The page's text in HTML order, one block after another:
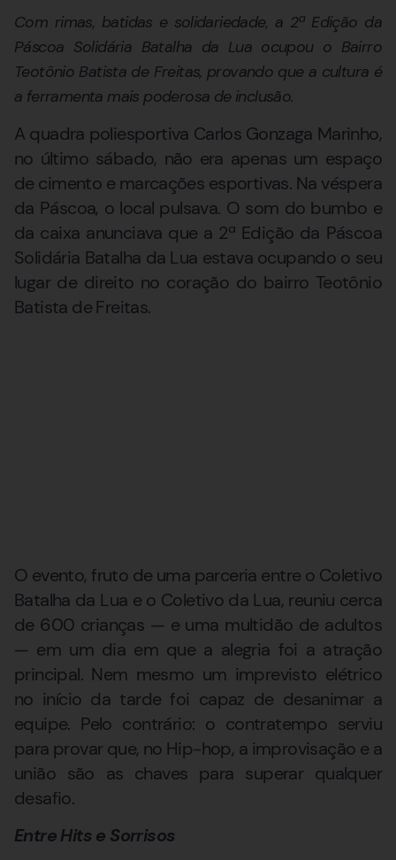
Com rimas, batidas e solidariedade, a 2ª Edição da
Páscoa Solidária Batalha da Lua ocupou o Bairro
Teotônio Batista de Freitas, provando que a cultura é
a ferramenta mais poderosa de inclusão.
A quadra poliesportiva Carlos Gonzaga Marinho,
no último sábado, não era apenas um espaço
de cimento e marcações esportivas. Na véspera
da Páscoa, o local pulsava. O som do bumbo e
da caixa anunciava que a 2ª Edição da Páscoa
Solidária Batalha da Lua estava ocupando o seu
lugar de direito no coração do bairro Teotônio
Batista de Freitas.
O evento, fruto de uma parceria entre o Coletivo
Batalha da Lua e o Coletivo da Lua, reuniu cerca
de 600 crianças — e uma multidão de adultos
— em um dia em que a alegria foi a atração
principal. Nem mesmo um imprevisto elétrico
no início da tarde foi capaz de desanimar a
equipe. Pelo contrário: o contratempo serviu
para provar que, no Hip-hop, a improvisação e a
união são as chaves para superar qualquer
desafio.
Entre Hits e Sorrisos